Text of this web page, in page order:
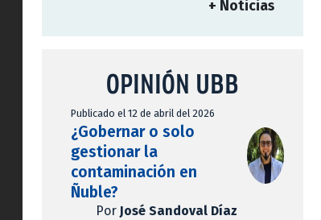
+ Noticias
OPINIÓN UBB
Publicado el 12 de abril del 2026
¿Gobernar o solo
gestionar la
contaminación en
Ñuble?
Por José Sandoval Díaz